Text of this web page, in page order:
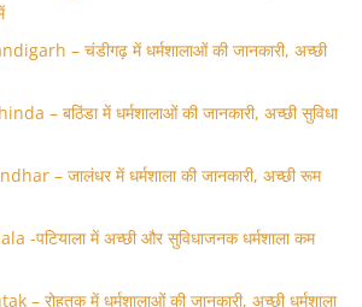
– चंडीगढ़ में धर्मशालाओं की जानकारी, अच्छी
– बठिंडा में धर्मशालाओं की जानकारी, अच्छी सुविधा
– जालंधर में धर्मशाला की जानकारी, अच्छी रूम
-पटियाला में अच्छी और सुविधाजनक धर्मशाला कम
रोहतक में धर्मशालाओं की जानकारी, अच्छी धर्मशाला